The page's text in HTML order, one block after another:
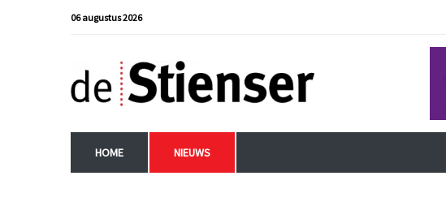
06 augustus 2026
HOME NIEUWS